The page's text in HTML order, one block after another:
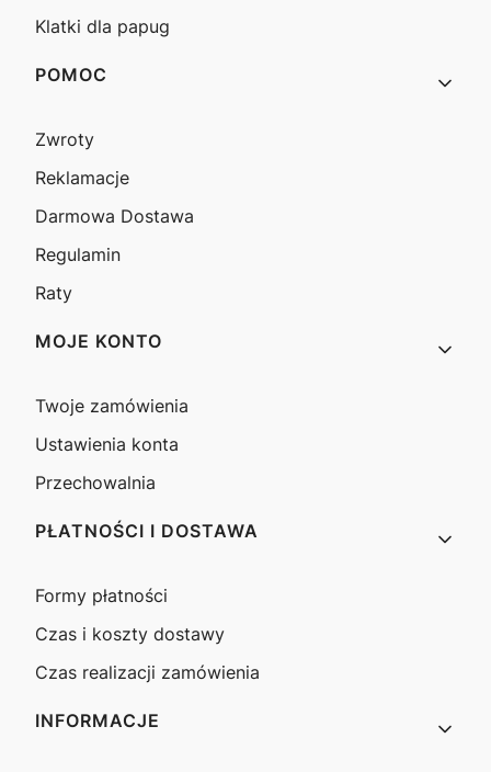
Klatki dla papug
POMOC
Zwroty
Reklamacje
Darmowa Dostawa
Regulamin
Raty
MOJE KONTO
Twoje zamówienia
Ustawienia konta
Przechowalnia
PŁATNOŚCI I DOSTAWA
Formy płatności
Czas i koszty dostawy
Czas realizacji zamówienia
INFORMACJE